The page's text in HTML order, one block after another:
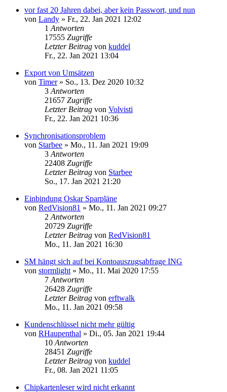
vor fast 20 Jahren dabei, aber kein Passwort, und nun
von Landy » Fr., 22. Jan 2021 12:02
1 Antworten
17555 Zugriffe
Letzter Beitrag von kuddel
Fr., 22. Jan 2021 13:04
Export von Umsätzen
von Timer» So., 13. Dez 2020 10:32
3 Antworten
21657 Zugriffe
Letzter Beitrag von Volvisti
Fr., 22. Jan 2021 10:36
Synchronisationsproblem
von Starbee » Mo., 11. Jan 2021 19:09
3 Antworten
22408 Zugriffe
Letzter Beitrag von Starbee
So., 17. Jan 2021 21:20
Einbindung Oskar Sparpläne
von RedVision81 » Mo., 11. Jan 2021 09:27
2 Antworten
20729 Zugriffe
Letzter Beitrag von RedVision81
Mo., 11. Jan 2021 16:30
SM hängt sich auf bei Kontoauszugsabfrage ING
von stormlight » Mo., 11. Mai 2020 17:55
7 Antworten
26428 Zugriffe
Letzter Beitrag von erftwalk
Mo., 11. Jan 2021 09:58
Kundenschlüssel nicht mehr gültig
von RHaupenthal » Di., 05. Jan 2021 19:44
10 Antworten
28451 Zugriffe
Letzter Beitrag von kuddel
Fr., 08. Jan 2021 11:05
Chipkartenleser wird nicht erkannt